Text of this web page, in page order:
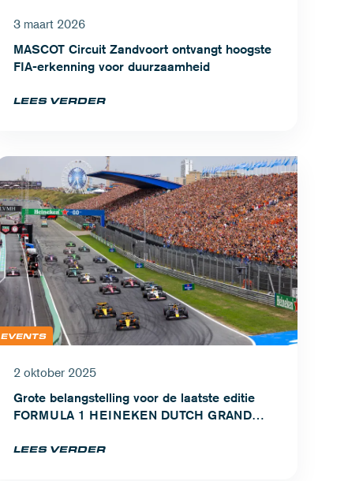
3 maart 2026
MASCOT Circuit Zandvoort ontvangt hoogste
FIA-erkenning voor duurzaamheid
LEES VERDER
EVENTS
2 oktober 2025
Grote belangstelling voor de laatste editie
FORMULA 1 HEINEKEN DUTCH GRAND
LEES VERDER